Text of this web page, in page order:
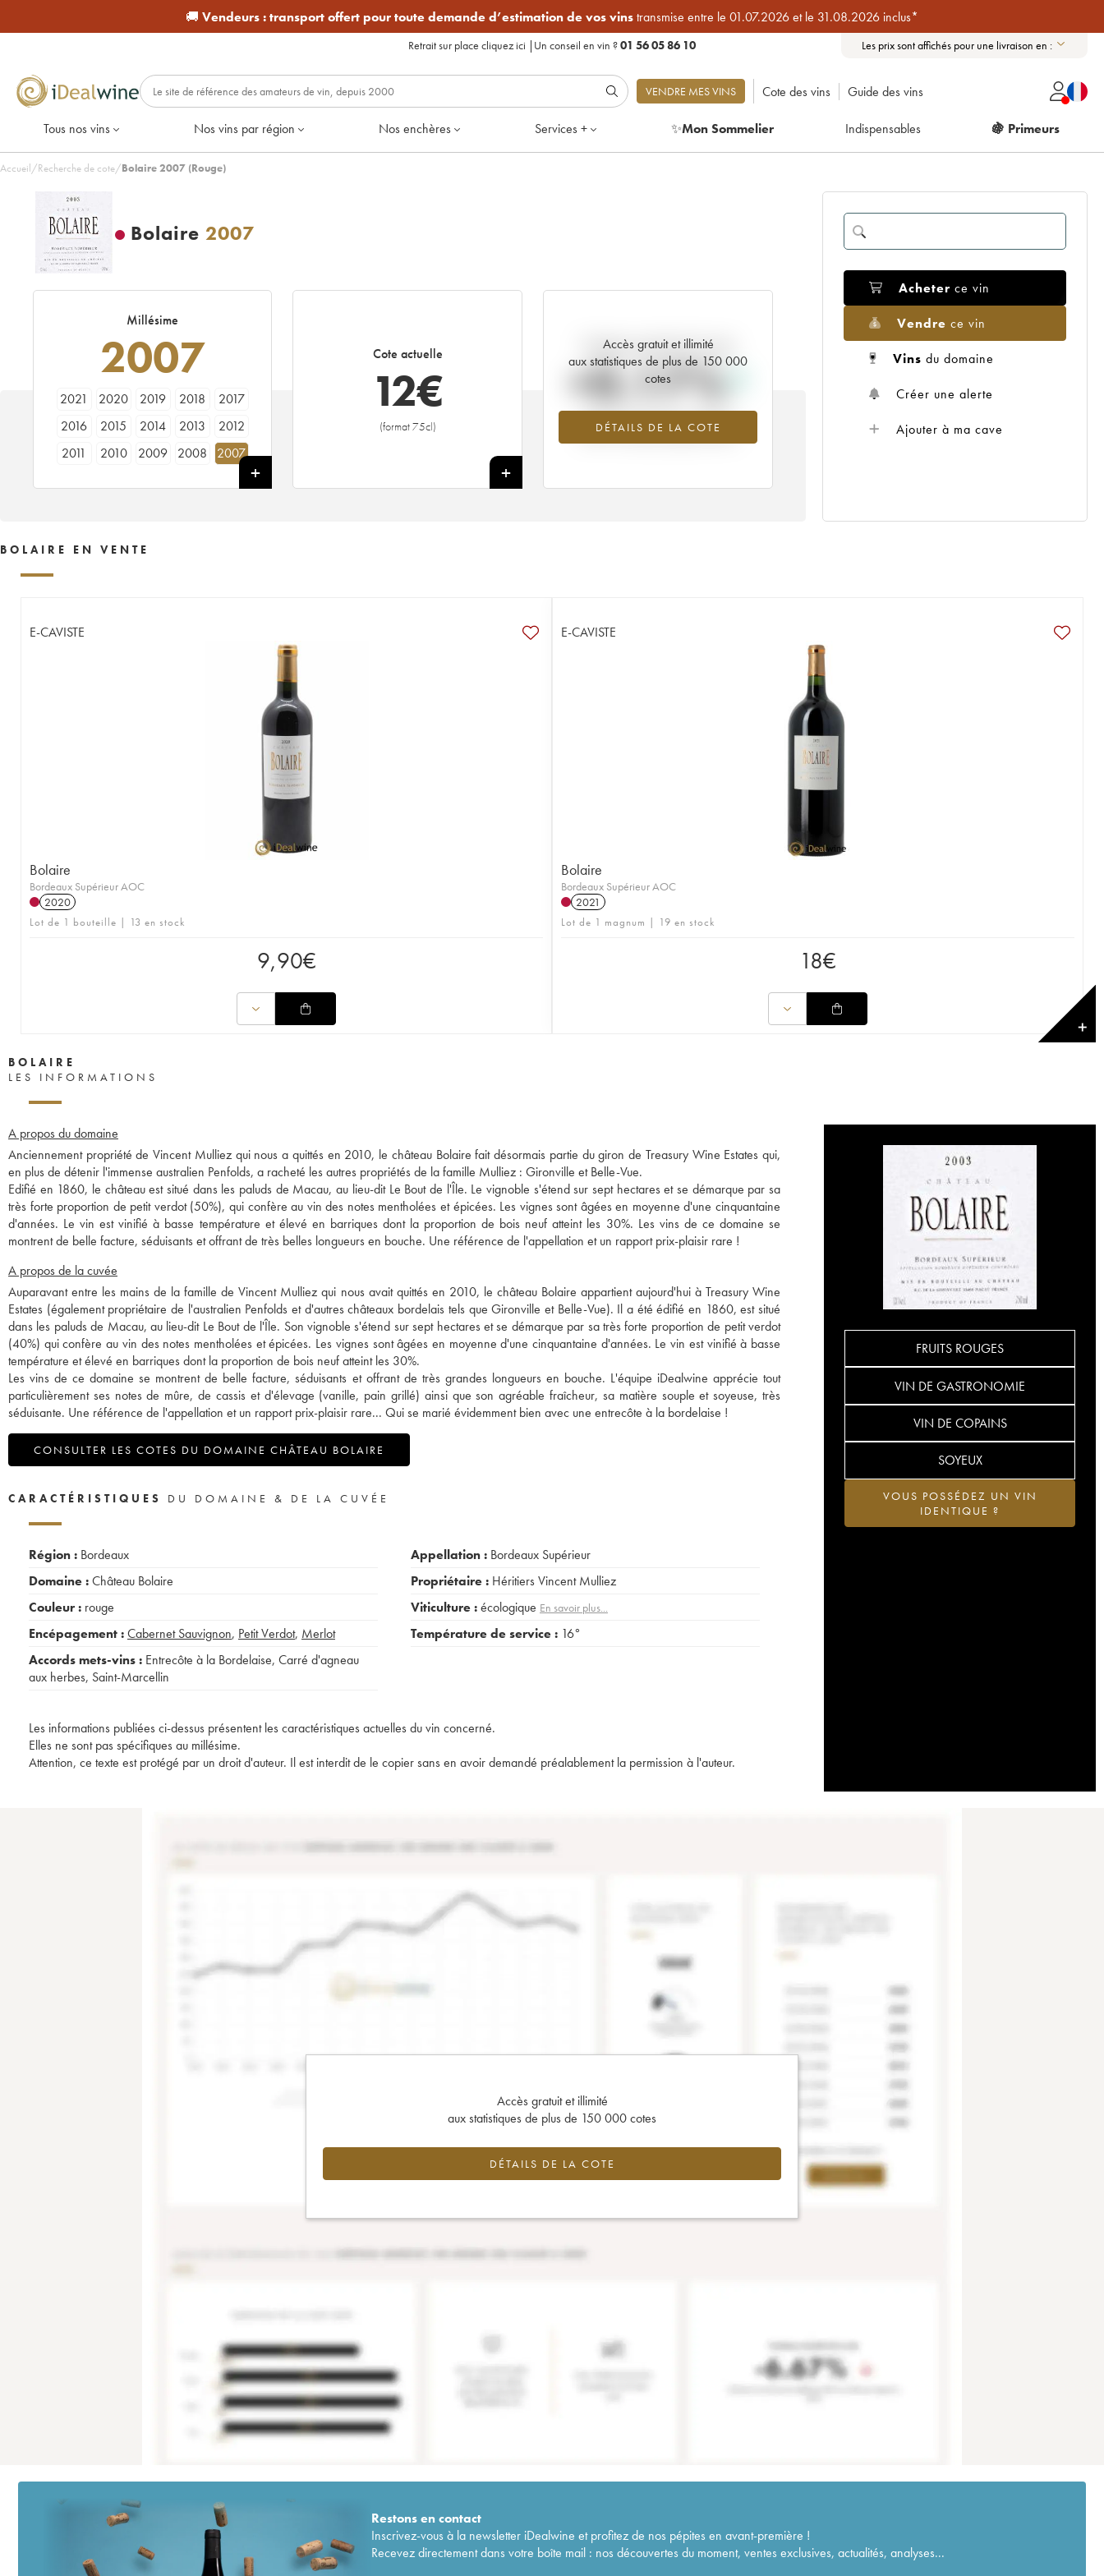
🚚 Vendeurs :transport offert pour toute demande d’estimation de vos vinstransmise entre le 01.07.2026 et le 31.08.2026 inclus*
Retrait sur place cliquez ici | Un conseil en vin ?01 56 05 86 10 Les prix sont affichés pour une livraison en :
VENDRE MES VINS Cote des vins Guide des vins
Tous nos vins Nos vins par région Nos enchères Services + ✨Mon Sommelier Indispensables 🍇 Primeurs
Accueil/Recherche de cote/Bolaire 2007 (Rouge)
Bolaire 2007
Millésime
2007
2021 2020 2019 2018
2017
2016
2015 2014 2013
2012
2011
2010 2009 2008
2007
Cote actuelle
12€
(format 75cl)
+
Accès gratuit et illimité
aux statistiques de plus de 150 000
cotes
DÉTAILS DE LA COTE
Tendance actuelle de la cote
+0.17%
Tendance à la hausse du millésime
2007 en 2026 par rapport à 2025
Acheter ce vin
Vendre ce vin
Vins du domaine
Créer une alerte
Ajouter à ma cave
BOLAIRE EN VENTE
E-CAVISTE
Bolaire
Bordeaux Supérieur AOC
2020
Lot de 1 bouteille | 13 en stock
9,90€
E-CAVISTE
Bolaire
Bordeaux Supérieur AOC
2021
Lot de 1 magnum | 19 en stock
18€
✕
BOLAIRE
LES INFORMATIONS
A propos du domaine
Anciennement propriété de Vincent Mulliez qui nous a quittés en 2010, le château Bolaire fait désormais partie du giron de Treasury Wine Estates qui,
en plus de détenir l'immense australien Penfolds, a racheté les autres propriétés de la famille Mulliez : Gironville et Belle-Vue.
Edifié en 1860, le château est situé dans les paluds de Macau, au lieu-dit Le Bout de l'Île. Le vignoble s'étend sur sept hectares et se démarque par sa
très forte proportion de petit verdot (50%), qui confère au vin des notes mentholées et épicées. Les vignes sont âgées en moyenne d'une cinquantaine
d'années. Le vin est vinifié à basse température et élevé en barriques dont la proportion de bois neuf atteint les 30%. Les vins de ce domaine se
montrent de belle facture, séduisants et offrant de très belles longueurs en bouche. Une référence de l'appellation et un rapport prix-plaisir rare !
A propos de la cuvée
Auparavant entre les mains de la famille de Vincent Mulliez qui nous avait quittés en 2010, le château Bolaire appartient aujourd'hui à Treasury Wine
Estates (également propriétaire de l'australien Penfolds et d'autres châteaux bordelais tels que Gironville et Belle-Vue). Il a été édifié en 1860, est situé
dans les paluds de Macau, au lieu-dit Le Bout de l'Île. Son vignoble s'étend sur sept hectares et se démarque par sa très forte proportion de petit verdot
(40%) qui confère au vin des notes mentholées et épicées. Les vignes sont âgées en moyenne d'une cinquantaine d'années. Le vin est vinifié à basse
température et élevé en barriques dont la proportion de bois neuf atteint les 30%.
Les vins de ce domaine se montrent de belle facture, séduisants et offrant de très grandes longueurs en bouche. L'équipe iDealwine apprécie tout
particulièrement ses notes de mûre, de cassis et d'élevage (vanille, pain grillé) ainsi que son agréable fraîcheur, sa matière souple et soyeuse, très
séduisante. Une référence de l'appellation et un rapport prix-plaisir rare... Qui se marié évidemment bien avec une entrecôte à la bordelaise !
CONSULTER LES COTES DU DOMAINE CHÂTEAU BOLAIRE
FRUITS ROUGES
VIN DE GASTRONOMIE
VIN DE COPAINS
SOYEUX
VOUS POSSÉDEZ UN VIN
IDENTIQUE ?
CARACTÉRISTIQUES DU DOMAINE & DE LA CUVÉE
Région : Bordeaux
Domaine :Château Bolaire
Couleur : rouge
Encépagement :Cabernet Sauvignon, Petit Verdot, Merlot
Accords mets-vins : Entrecôte à la Bordelaise, Carré d'agneau
aux herbes, Saint-Marcellin
Appellation : Bordeaux Supérieur
Propriétaire : Héritiers Vincent Mulliez
Viticulture :écologique En savoir plus...
Température de service : 16°
Les informations publiées ci-dessus présentent les caractéristiques actuelles du vin concerné.
Elles ne sont pas spécifiques au millésime.
Attention, ce texte est protégé par un droit d'auteur. Il est interdit de le copier sans en avoir demandé préalablement la permission à l'auteur.
Accès gratuit et illimité
aux statistiques de plus de 150 000 cotes
DÉTAILS DE LA COTE
Restons encontact
Inscrivez-vous à la newsletter iDealwine et profitez de nos pépites en avant-première !
Recevez directement dans votre boîte mail : nos découvertes du moment, ventes exclusives, actualités, analyses...